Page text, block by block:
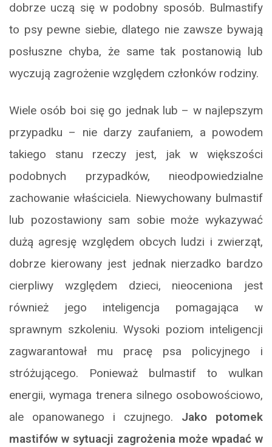
dobrze uczą się w podobny sposób. Bulmastify
to psy pewne siebie, dlatego nie zawsze bywają
posłuszne chyba, że same tak postanowią lub
wyczują zagrożenie względem członków rodziny.
Wiele osób boi się go jednak lub – w najlepszym
przypadku – nie darzy zaufaniem, a powodem
takiego stanu rzeczy jest, jak w większości
podobnych przypadków, nieodpowiedzialne
zachowanie właściciela. Niewychowany bulmastif
lub pozostawiony sam sobie może wykazywać
dużą agresję względem obcych ludzi i zwierząt,
dobrze kierowany jest jednak nierzadko bardzo
cierpliwy względem dzieci, nieoceniona jest
również jego inteligencja pomagająca w
sprawnym szkoleniu. Wysoki poziom inteligencji
zagwarantował mu pracę psa policyjnego i
stróżującego. Ponieważ bulmastif to wulkan
energii, wymaga trenera silnego osobowościowo,
ale opanowanego i czujnego. Jako potomek
mastifów w sytuacji zagrożenia może wpadać w